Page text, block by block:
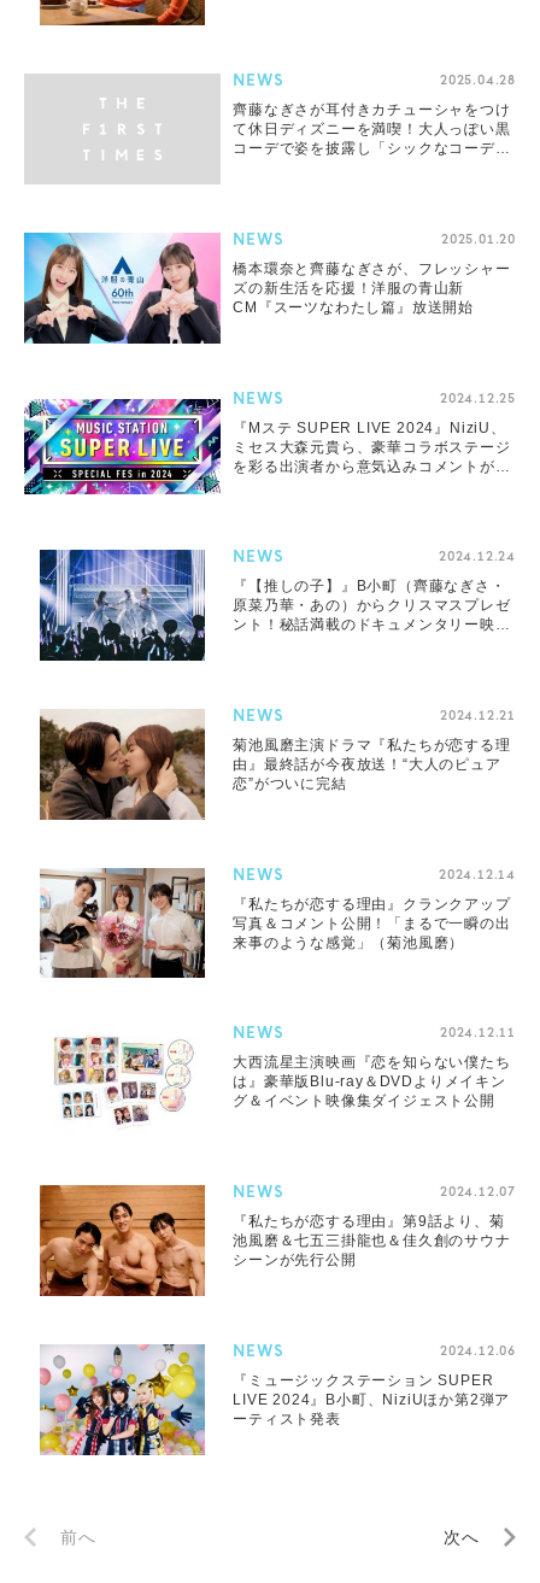
NEWS 2025.04.28
齊藤なぎさが耳付きカチューシャをつけ
て休日ディズニーを満喫！大人っぽい黒
コーデで姿を披露し「シックなコーデも
NEWS 2025.01.20
橋本環奈と齊藤なぎさが、フレッシャー
ズの新生活を応援！洋服の青山新
CM『スーツなわたし篇』放送開始
NEWS 2024.12.25
『Mステ SUPER LIVE 2024』NiziU、
ミセス大森元貴ら、豪華コラボステージ
を彩る出演者から意気込みコメントが
NEWS 2024.12.24
『【推しの子】』B小町（齊藤なぎさ・
原菜乃華・あの）からクリスマスプレゼ
ント！秘話満載のドキュメンタリー映像
NEWS 2024.12.21
菊池風磨主演ドラマ『私たちが恋する理
由』最終話が今夜放送！“大人のピュア
恋”がついに完結
NEWS 2024.12.14
『私たちが恋する理由』クランクアップ
写真＆コメント公開！「まるで一瞬の出
来事のような感覚」（菊池風磨）
NEWS 2024.12.11
大西流星主演映画『恋を知らない僕たち
は』豪華版Blu-ray＆DVDよりメイキン
グ＆イベント映像集ダイジェスト公開
NEWS 2024.12.07
『私たちが恋する理由』第9話より、菊
池風磨＆七五三掛龍也＆佳久創のサウナ
シーンが先行公開
NEWS 2024.12.06
『ミュージックステーション SUPER
LIVE 2024』B小町、NiziUほか第2弾ア
ーティスト発表
前へ 次へ